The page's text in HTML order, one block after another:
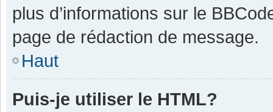
plus d’informations sur le
page de rédaction de message.
Haut
Puis-je utiliser le HTML?